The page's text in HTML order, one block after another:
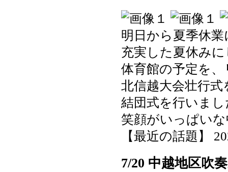
明日から夏季休
充実した夏休み
体育館の予定を
北信越大会壮行
結団式を行いま
笑顔がいっぱい
【最近の話題】
7/20 中越地区吹